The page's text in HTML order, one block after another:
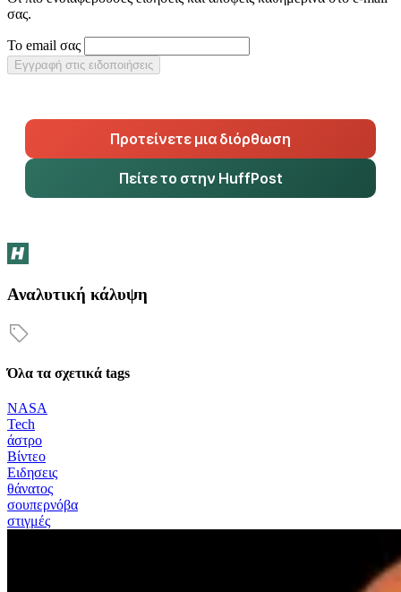
σας.
Το email σας
Εγγραφή στις ειδοποιήσεις
Προτείνετε μια διόρθωση
Πείτε το στην HuffPost
Αναλυτική κάλυψη
Όλα τα σχετικά tags
NASA
Tech
άστρο
Βίντεο
Ειδησεις
θάνατος
σουπερνόβα
στιγμές